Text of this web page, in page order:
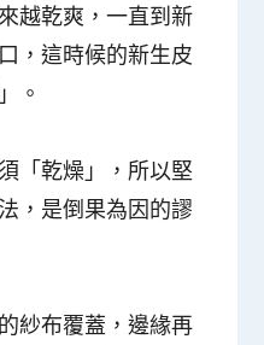
越乾爽，一直到新
，這時候的新生皮
。
「乾燥」，所以堅
，是倒果為因的謬
紗布覆蓋，邊緣再